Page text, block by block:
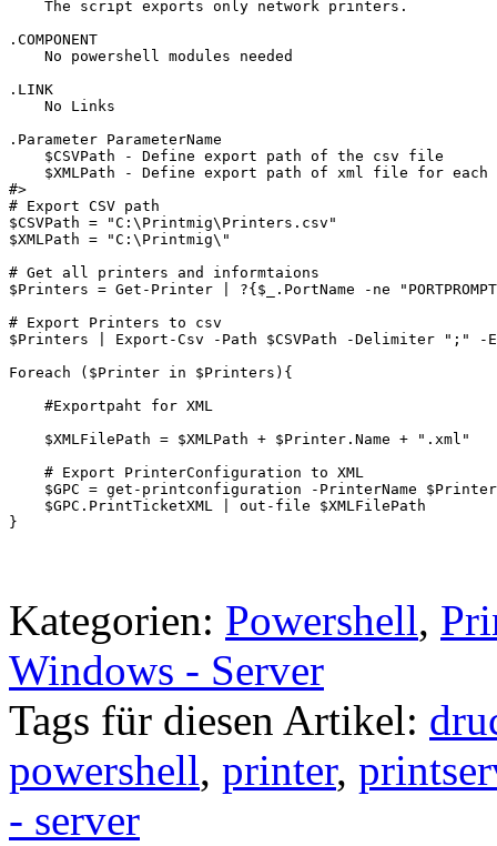
    The script exports only network printers.
.COMPONENT
    No powershell modules needed
.LINK
    No Links
.Parameter ParameterName
    $CSVPath - Define export path of the csv file
$XMLPath - Define export path of xml file for each
#>
# Export CSV path
$CSVPath = "C:\Printmig\Printers.csv"
$XMLPath = "C:\Printmig\"
# Get all printers and informtaions
$Printers = Get-Printer | ?{$_.PortName -ne
# Export Printers to csv
$Printers | Export-Csv -Path $CSVPath -Delimiter ";" -
Foreach ($Printer in $Printers){
    #Exportpaht for XML
    $XMLFilePath = $XMLPath + $Printer.Name + ".xml"
    # Export PrinterConfiguration to XML
$GPC = get-printconfiguration -PrinterName
    $GPC.PrintTicketXML | out-file $XMLFilePath
}
Kategorien: Powershell,
Windows - Server
Tags für diesen Artikel:
powershell, printer,
- server